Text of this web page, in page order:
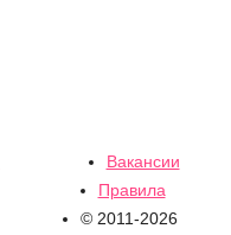
Вакансии
Правила
© 2011-2026